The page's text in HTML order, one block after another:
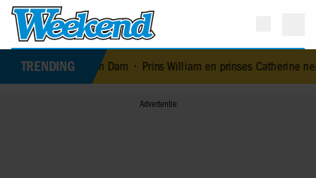
TRENDING
van Dam•Prins William en prinses Catherine nemen